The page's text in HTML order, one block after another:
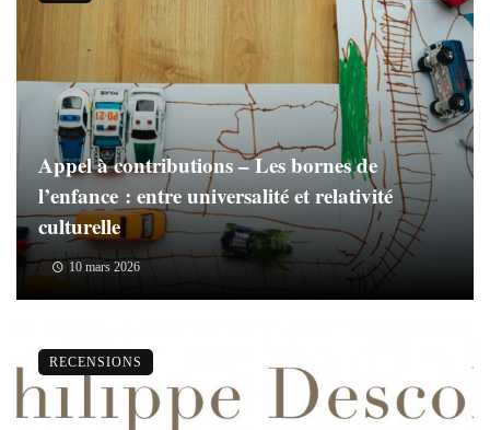
Appel à contributions – Les bornes de
l’enfance : entre universalité et relativité
culturelle
10 mars 2026
RECENSIONS